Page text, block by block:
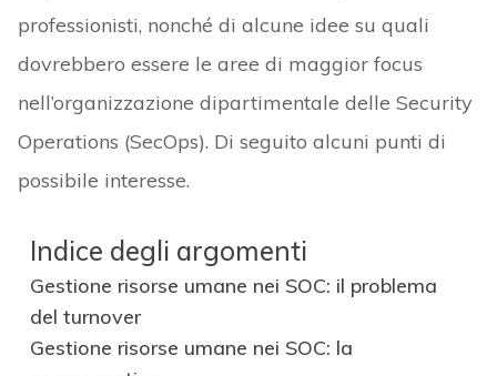
professionisti, nonché di alcune idee su quali
dovrebbero essere le aree di maggior focus
nell’organizzazione dipartimentale delle Security
Operations (SecOps). Di seguito alcuni punti di
possibile interesse.
Indice degli argomenti
Gestione risorse umane nei SOC: il problema
del turnover
Gestione risorse umane nei SOC: la